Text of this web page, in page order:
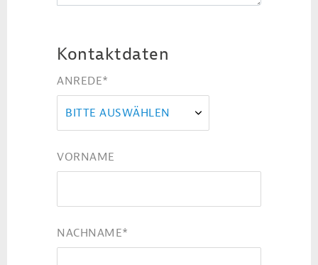
Kontaktdaten
ANREDE*
BITTE AUSWÄHLEN
VORNAME
NACHNAME*